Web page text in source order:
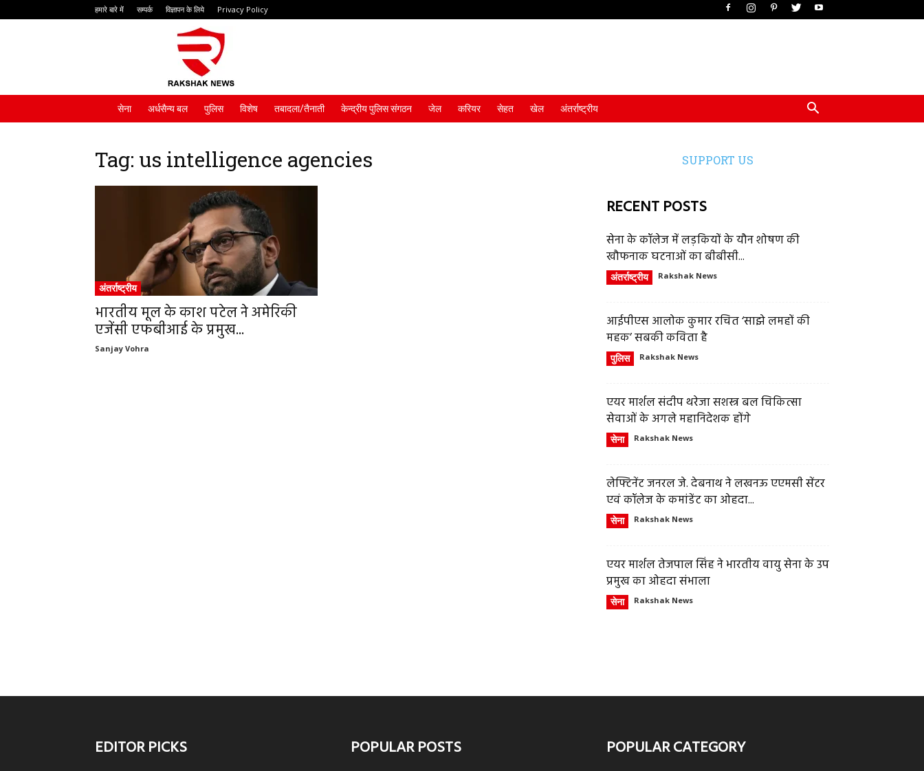
हमारे बारे में सम्पर्क विज्ञापन के लिये Privacy Policy
सेना अर्धसैन्य बल पुलिस विशेष तबादला/तैनाती केन्द्रीय पुलिस संगठन जेल करियर सेहत खेल अंतर्राष्ट्रीय
Tag: us intelligence agencies
अंतर्राष्ट्रीय
भारतीय मूल के काश पटेल ने अमेरिकी
एजेंसी एफबीआई के प्रमुख...
Sanjay Vohra
SUPPORT US
RECENT POSTS
सेना के कॉलेज में लड़कियों के यौन शोषण की
खौफनाक घटनाओं का बीबीसी...
अंतर्राष्ट्रीय Rakshak News
आईपीएस आलोक कुमार रचित ‘साझे लमहों की
महक’ सबकी कविता है
पुलिस Rakshak News
एयर मार्शल संदीप थरेजा सशस्त्र बल चिकित्सा
सेवाओं के अगले महानिदेशक होंगे
सेना Rakshak News
लेफ्टिनेंट जनरल जे. देबनाथ ने लखनऊ एएमसी सेंटर
एवं कॉलेज के कमांडेंट का ओहदा...
सेना Rakshak News
एयर मार्शल तेजपाल सिंह ने भारतीय वायु सेना के उप
प्रमुख का ओहदा संभाला
सेना Rakshak News
EDITOR PICKS POPULAR POSTS POPULAR CATEGORY